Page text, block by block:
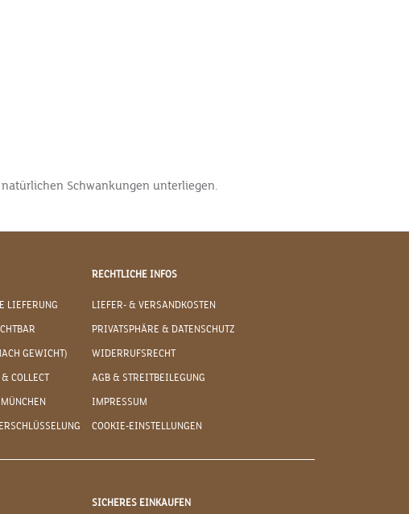
Schwankungen unterliegen.
LIEFERUNG
GEWICHT)
COLLECT
RECHTLICHE INFOS
LIEFER- & VERSANDKOSTEN
PRIVATSPHÄRE & DATENSCHUTZ
WIDERRUFSRECHT
AGB & STREITBEILEGUNG
IMPRESSUM
COOKIE-EINSTELLUNGEN
SICHERES EINKAUFEN